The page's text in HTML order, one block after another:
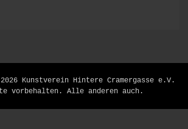
Kunstverein Hintere Cramergasse e.V.
vorbehalten. Alle anderen auch.